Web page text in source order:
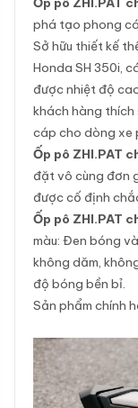
phá tạo phong
Sở hữu thiết kế
Honda SH 350i,
được nhiệt độ
khách hàng thích
cáp cho dòng xe
Ốp pô ZHI.PAT
đặt vô cùng đơn
được cố định
Ốp pô ZHI.PAT
màu: Đen bóng
không dăm,
độ bóng bền bỉ.
Sản phẩm chính